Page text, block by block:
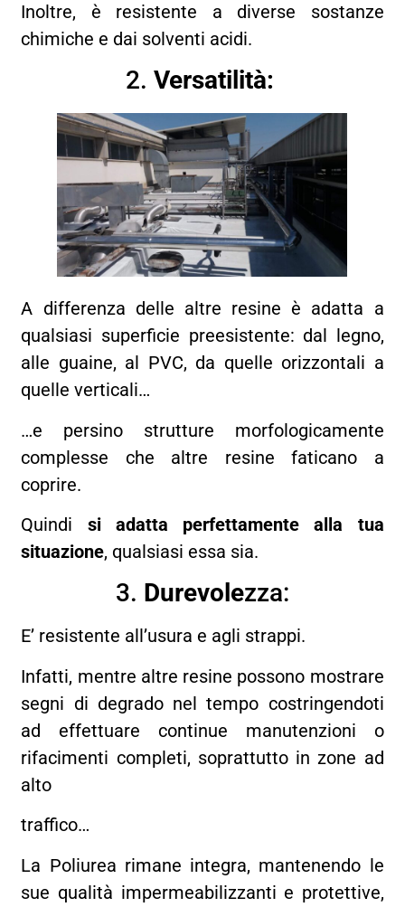
Inoltre, è resistente a diverse sostanze
chimiche e dai solventi acidi.
2. Versatilità:
A differenza delle altre resine è adatta a
qualsiasi superficie preesistente: dal legno,
alle guaine, al PVC, da quelle orizzontali a
quelle verticali…
…e persino strutture morfologicamente
complesse che altre resine faticano a
coprire.
Quindi si adatta perfettamente alla tua
situazione, qualsiasi essa sia.
3. Durevolezza:
E’ resistente all’usura e agli strappi.
Infatti, mentre altre resine possono mostrare
segni di degrado nel tempo costringendoti
ad effettuare continue manutenzioni o
rifacimenti completi, soprattutto in zone ad
alto
traffico…
La Poliurea rimane integra, mantenendo le
sue qualità impermeabilizzanti e protettive,